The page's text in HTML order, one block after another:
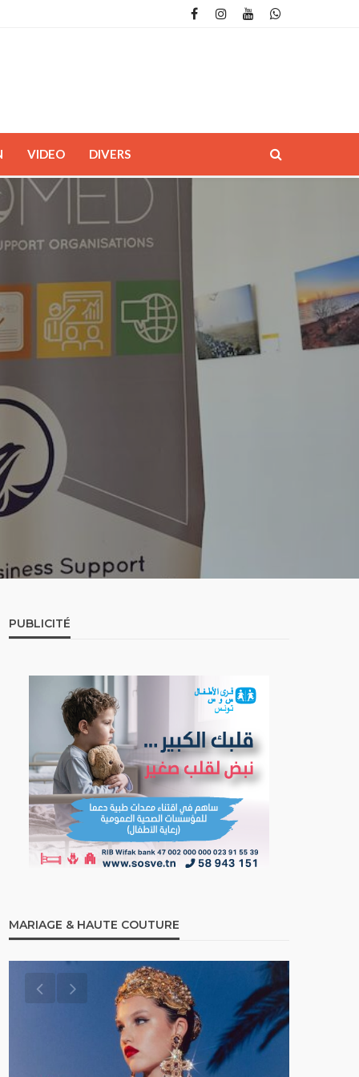
VIDEO DIVERS
PUBLICITÉ
MARIAGE & HAUTE COUTURE